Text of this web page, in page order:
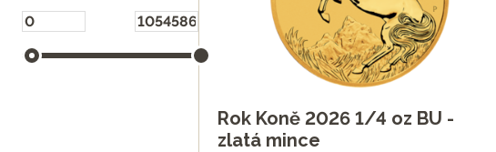
Rok Koně 2026 1/4 oz BU -
zlatá mince